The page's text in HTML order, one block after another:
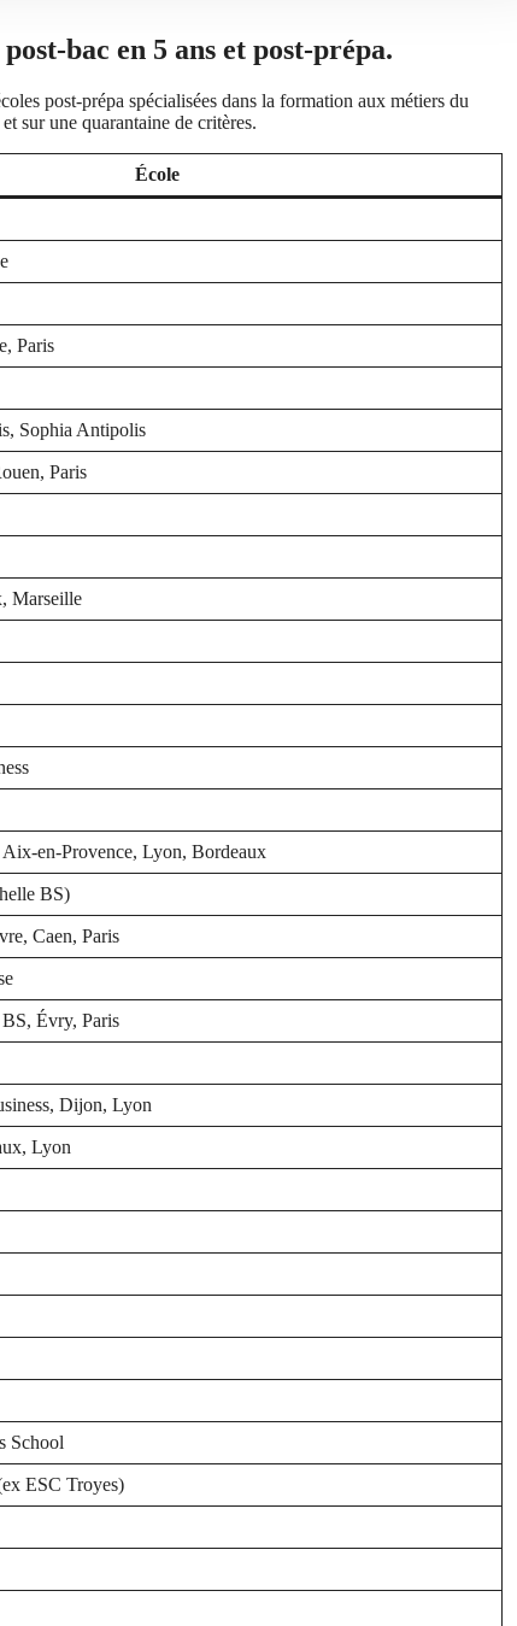
bac en 5 ans et post-prépa.
post-prépa spécialisées dans la formation aux métiers du
sur une quarantaine de critères.
École
Paris
Sophia Antipolis
Paris
Marseille
en-Provence, Lyon, Bordeaux
BS)
Caen, Paris
Évry, Paris
Dijon, Lyon
Lyon
School
ESC Troyes)